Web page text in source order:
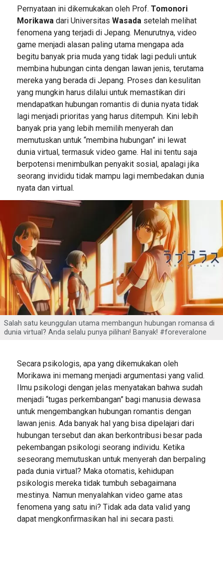
Pernyataan ini dikemukakan oleh Prof. Tomonori
Morikawadari Universitas Wasadasetelah melihat
fenomena yang terjadi di Jepang. Menurutnya, video
game menjadi alasan paling utama mengapa ada
begitu banyak pria muda yang tidak lagi peduli untuk
membina hubungan cinta dengan lawan jenis, terutama
mereka yang berada di Jepang. Proses dan kesulitan
yang mungkin harus dilalui untuk memastikan diri
mendapatkan hubungan romantis di dunia nyata tidak
lagi menjadi prioritas yang harus ditempuh. Kini lebih
banyak pria yang lebih memilih menyerah dan
memutuskan untuk “membina hubungan” ini lewat
dunia virtual, termasuk video game. Hal ini tentu saja
berpotensi menimbulkan penyakit sosial, apalagi jika
seorang invididu tidak mampu lagi membedakan dunia
nyata dan virtual.
Salah satu keunggulan utama membangun hubungan romansa di
dunia virtual? Anda selalu punya pilihan! Banyak! #foreveralone
Secara psikologis, apa yang dikemukakan oleh
Morikawa ini memang menjadi argumentasi yang valid.
Ilmu psikologi dengan jelas menyatakan bahwa sudah
menjadi “tugas perkembangan” bagi manusia dewasa
untuk mengembangkan hubungan romantis dengan
lawan jenis. Ada banyak hal yang bisa dipelajari dari
hubungan tersebut dan akan berkontribusi besar pada
pekembangan psikologi seorang individu. Ketika
seseorang memutuskan untuk menyerah dan berpaling
pada dunia virtual? Maka otomatis, kehidupan
psikologis mereka tidak tumbuh sebagaimana
mestinya. Namun menyalahkan video game atas
fenomena yang satu ini? Tidak ada data valid yang
dapat mengkonfirmasikan hal ini secara pasti.